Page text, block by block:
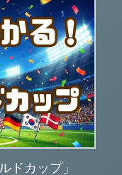
ドカップ」